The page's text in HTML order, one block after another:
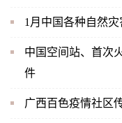
1月中国各种自然
中国空间站、首次
件
广西百色疫情社区